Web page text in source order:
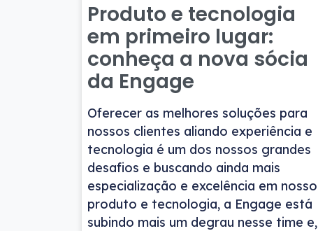
Produto e tecnologia
em primeiro lugar:
conheça a nova sócia
da Engage
Oferecer as melhores soluções para
nossos clientes aliando experiência e
tecnologia é um dos nossos grandes
desafios e buscando ainda mais
especialização e excelência em nosso
produto e tecnologia, a Engage está
subindo mais um degrau nesse time e,